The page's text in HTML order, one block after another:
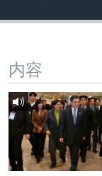
关注新疆
内容